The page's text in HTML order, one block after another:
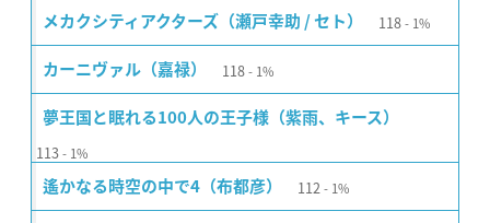
メカクシティアクターズ（瀬戸幸助 / セト） 118 1%
カーニヴァル（嘉禄） 118 1%
夢王国と眠れる100人の王子様（紫雨、キース）
113 1%
遙かなる時空の中で4（布都彦） 112 1%